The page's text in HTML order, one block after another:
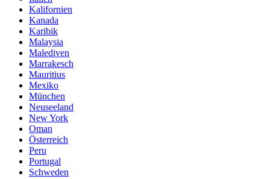
Kalifornien
Kanada
Karibik
Malaysia
Malediven
Marrakesch
Mauritius
Mexiko
München
Neuseeland
New York
Oman
Österreich
Peru
Portugal
Schweden